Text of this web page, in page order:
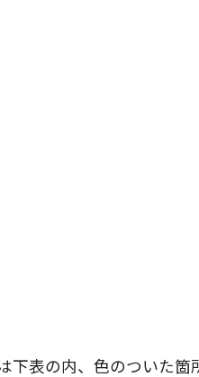
表の内、色のついた箇